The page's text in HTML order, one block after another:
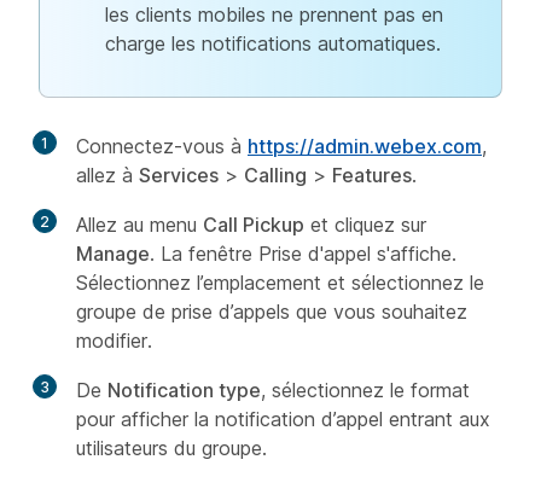
les clients mobiles ne prennent pas en
charge les notifications automatiques.
1 Connectez-vous à https://admin.webex.com,
allez à Services > Calling > Features.
2 Allez au menu Call Pickup et cliquez sur
Manage. La fenêtre Prise d'appel s'affiche.
Sélectionnez l’emplacement et sélectionnez le
groupe de prise d’appels que vous souhaitez
modifier.
3 De Notification type, sélectionnez le format
pour afficher la notification d’appel entrant aux
utilisateurs du groupe.